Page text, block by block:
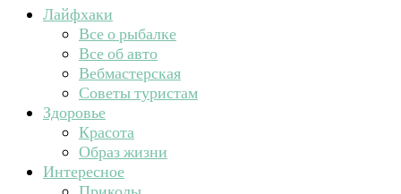
Лайфхаки
Все о рыбалке
Все об авто
Вебмастерская
Советы туристам
Здоровье
Красота
Образ жизни
Интересное